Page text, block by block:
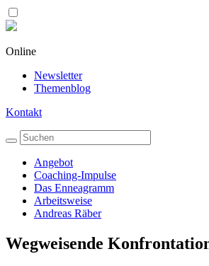
Online
Newsletter
Themenblog
Kontakt
Angebot
Coaching-Impulse
Das Enneagramm
Arbeitsweise
Andreas Räber
Wegweisende